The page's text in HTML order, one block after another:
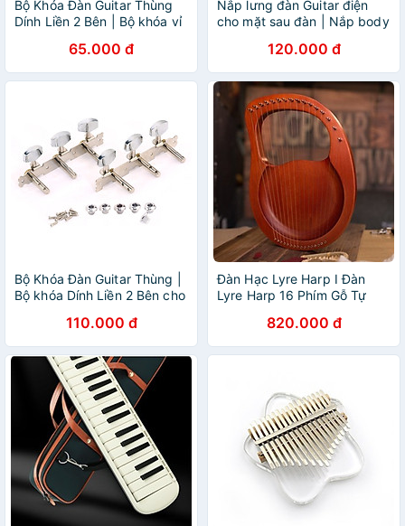
Bộ Khóa Đàn Guitar Thùng
Dính Liền 2 Bên | Bộ khóa vỉ
65.000 đ
Nắp lưng đàn Guitar điện
cho mặt sau đàn | Nắp body
120.000 đ
Bộ Khóa Đàn Guitar Thùng |
Bộ khóa Dính Liền 2 Bên cho
110.000 đ
Đàn Hạc Lyre Harp I Đàn
Lyre Harp 16 Phím Gỗ Tự
Full Phụ Kiện820.000 đ